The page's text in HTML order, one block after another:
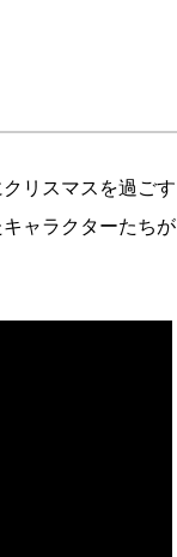
リスマスを過ごす
ャラクターたちが